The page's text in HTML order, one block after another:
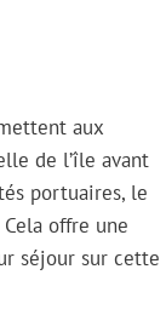
aux
de l’île avant
portuaires, le
offre une
séjour sur cette